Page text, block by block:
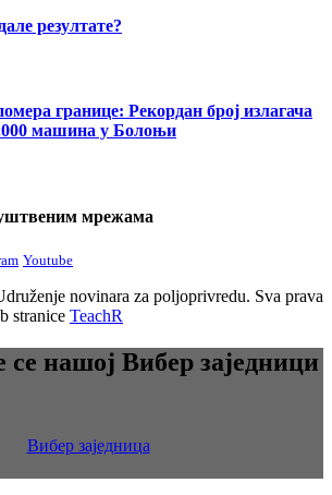
резултате?
границе: Рекордан број излагача
машина у Болоњи
мрежама
Youtube
novinara za poljoprivredu. Sva prava
stranice TeachR
нашој Вибер заједници
Вибер заједница